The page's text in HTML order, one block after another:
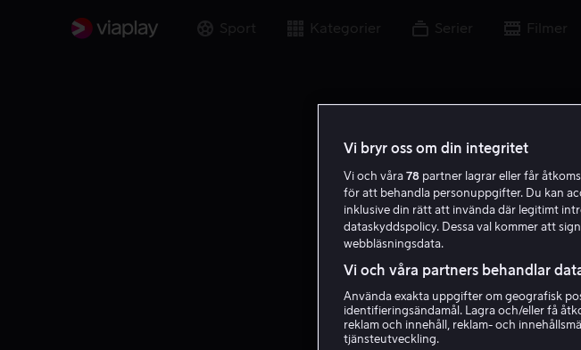
Sport Kategorier Serier Filmer
Reinaldo
Vi bryr oss om din integritet
Vi och våra 78 partner lagrar eller får
för att behandla personuppgifter. Du kan
inklusive din rätt att invända där legitimt
dataskyddspolicy. Dessa val kommer att
webbläsningsdata.
Vi och våra partners behandlar
Använda exakta uppgifter om geografisk
identifieringsändamål. Lagra och/eller få
reklam och innehåll, reklam- och
tjänsteutveckling.